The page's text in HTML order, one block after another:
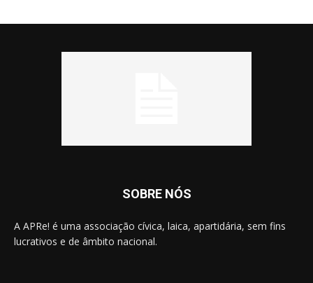
SOBRE NÓS
A APRe! é uma associação cívica, laica, apartidária, sem fins
lucrativos e de âmbito nacional.